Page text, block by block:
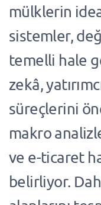
mülklerin
sistemler,
temelli hale
zekâ,
süreçlerini
makro
ve e-ticaret
belirliyor.